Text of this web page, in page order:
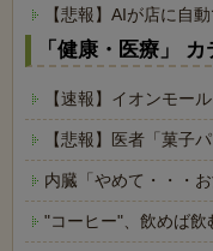
【悲報】AIが店に自
「健康・医療」
【速報】イオンモー
【悲報】医者「菓子
内臓「やめて・・・
"コーヒー"、飲めば